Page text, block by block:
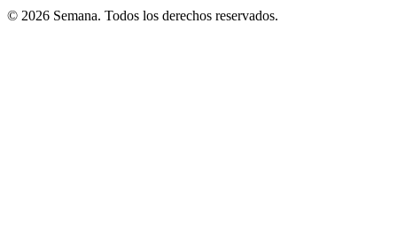
© 2026 Semana. Todos los derechos reservados.